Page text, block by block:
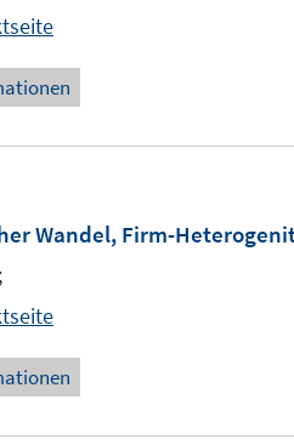
Wandel, Firm-